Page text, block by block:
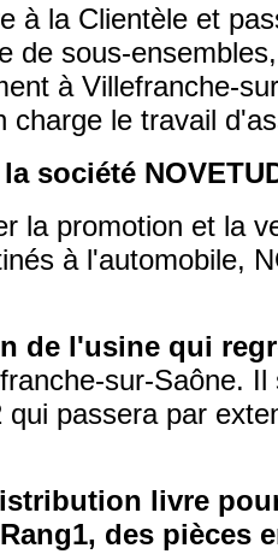
à la Clientèle et
de sous-
à Villefranche-
charge le travail
société
la promotion et la
à l'automobile,
de l'usine qui
sur-Saône.
passera par
livre
des pièces